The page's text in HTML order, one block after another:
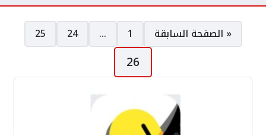
صفحات:« الصفحة السابقة 1
…
24
25
26